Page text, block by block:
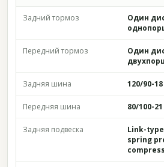
Задний тормоз
Один
Передний тормоз
Один
Задняя шина 120/90-18
Передняя шина 80/100-21
Задняя подвеска
Link-
spring